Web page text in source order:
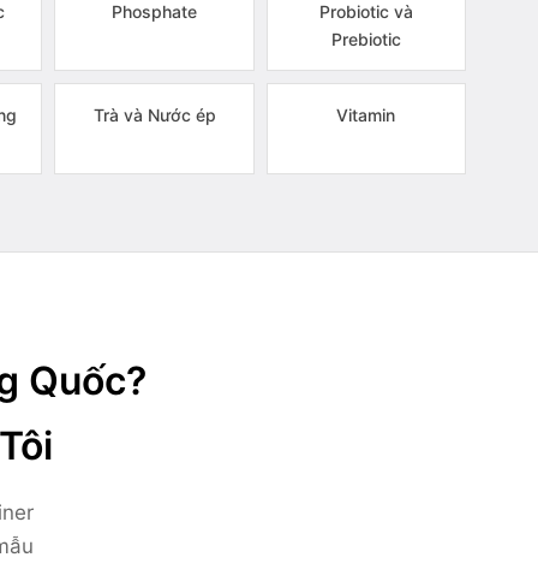
Phosphate
Probiotic và
Prebiotic
Trà và Nước ép Vitamin
Quốc?